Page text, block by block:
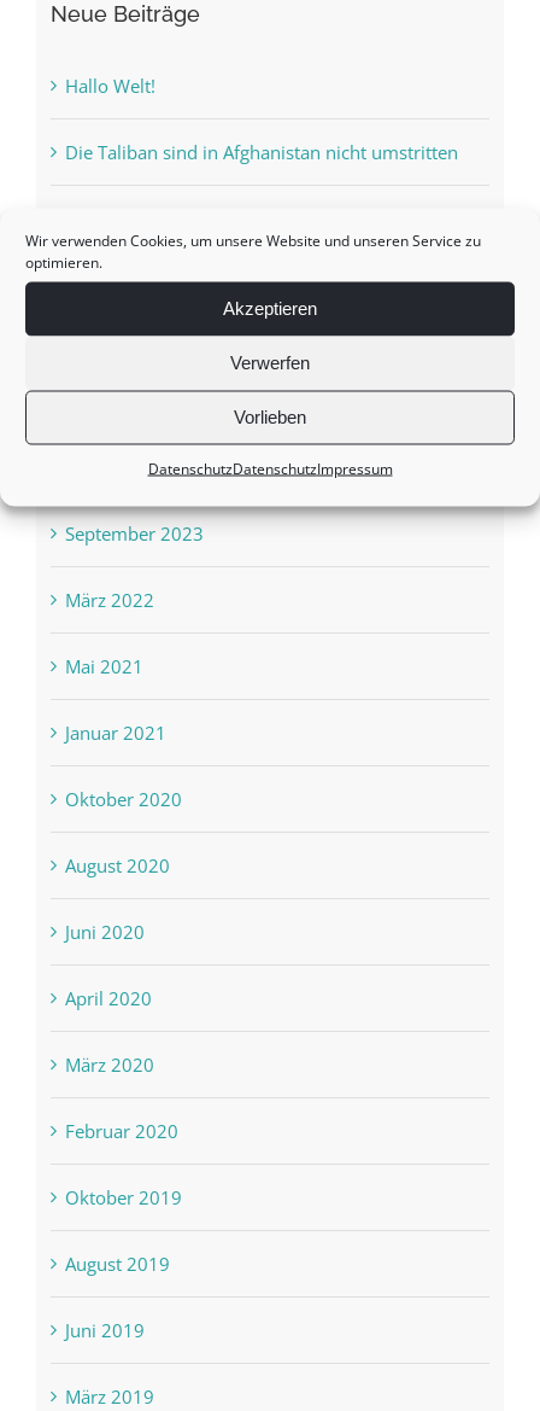
Wir verwenden Cookies, um unsere Website und unseren Service zu
optimieren.
Akzeptieren
Verwerfen
Vorlieben
DatenschutzDatenschutzImpressum
Neue Beiträge
Hallo Welt!
Die Taliban sind in Afghanistan nicht umstritten
Das grüne All
Ein ständiges Auf und Ab…
September 2023
März 2022
Mai 2021
Januar 2021
Oktober 2020
August 2020
Juni 2020
April 2020
März 2020
Februar 2020
Oktober 2019
August 2019
Juni 2019
März 2019